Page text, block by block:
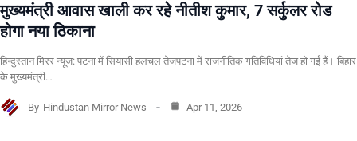
मुख्यमंत्री आवास खाली कर रहे नीतीश कुमार, 7 सर्कुलर रोड
होगा नया ठिकाना
हिन्दुस्तान मिरर न्यूज: पटना में सियासी हलचल तेजपटना में राजनीतिक गतिविधियां तेज हो गई हैं। बिहार
के मुख्यमंत्री…
By Hindustan Mirror News Apr 11, 2026